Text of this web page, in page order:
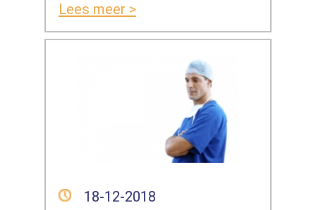
Lees meer >
18-12-2018